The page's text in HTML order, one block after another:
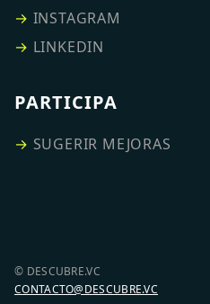
→ INSTAGRAM
→ LINKEDIN
PARTICIPA
→ SUGERIR MEJORAS
© DESCUBRE.VC
CONTACTO@DESCUBRE.VC